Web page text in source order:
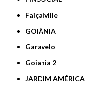
Faiçalville
GOIÂNIA
Garavelo
Goiania 2
JARDIM AMÉRICA